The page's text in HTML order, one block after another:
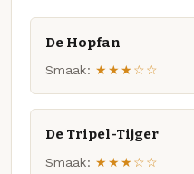
De Hopfan
Smaak: ★★★☆☆
De Tripel-Tijger
Smaak: ★★★☆☆